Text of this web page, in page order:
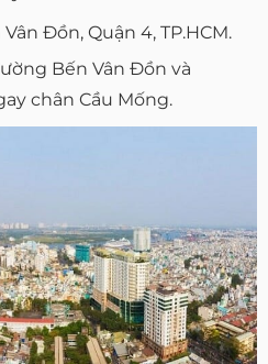
Đồn, Quận 4, TP.HCM.
Bến Vân Đồn và
chân Cầu Mống.